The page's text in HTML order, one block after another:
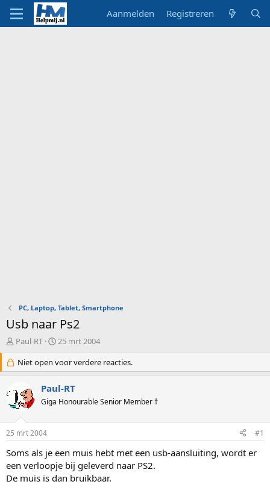
Aanmelden Registreren
PC, Laptop, Tablet, Smartphone
Usb naar Ps2
O
d
e
w
e
s
t
a
r
t
Paul-RT
S
a
r
t
d
a
m
25 mrt 2004
Niet open voor verdere reacties.
Paul-RT
Giga Honourable Senior Member †
25 mrt 2004 #1
Soms als je een muis hebt met een usb-aansluiting, wordt er
een verloopje bij geleverd naar PS2.
De muis is dan bruikbaar.